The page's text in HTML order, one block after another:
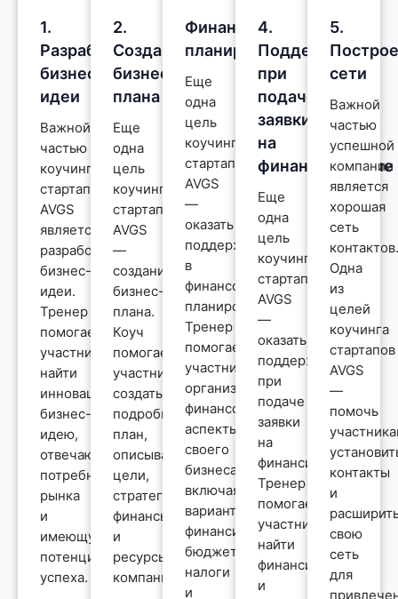
1.
Разработка
бизнес-
идеи
Важной
частью
коучинга
стартапов
AVGS
является
разработка
бизнес-
идеи.
Тренер
помогает
участнику
найти
инновационную
бизнес-
идею,
отвечающую
потребностям
рынка
и
имеющую
потенциал
успеха.
2.
Создание
бизнес-
плана
Еще
одна
цель
коучинга
стартапов
AVGS
—
создание
бизнес-
плана.
Коуч
помогает
участнику
создать
подробный
план,
описывающий
цели,
стратегию,
финансы
и
ресурсы
компании.
Финансовое
планирование
Еще
одна
цель
коучинга
стартапов
AVGS
—
оказать
поддержку
в
финансовом
планировании.
Тренер
помогает
участнику
организовать
финансовые
аспекты
своего
бизнеса,
включая
варианты
финансирования,
бюджет,
налоги
и
4.
Поддержка
при
подаче
заявки
на
финансирование
Еще
одна
цель
коучинга
стартапов
AVGS
—
оказать
поддержку
при
подаче
заявки
на
финансирование.
Тренер
помогает
участнику
найти
финансирование
и
5.
сети
Важной
частью
успешной
компании
является
хорошая
сеть
Одна
из
целей
коучинга
стартапов
AVGS
—
помочь
контакты
и
свою
сеть
для